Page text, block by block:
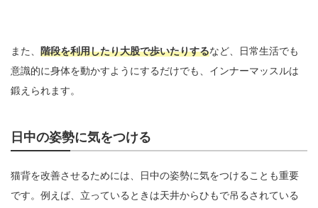
また、 階段を利用したり大股で歩いたりするなど、日常生活でも
意識的に身体を動かすようにするだけでも、インナーマッスルは
鍛えられます。
日中の姿勢に気をつける
猫背を改善させるためには、日中の姿勢に気をつけることも重要
です。例えば、立っているときは天井からひもで吊るされている